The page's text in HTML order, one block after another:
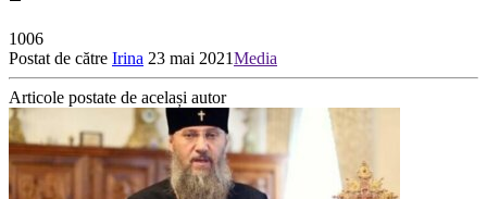
1006
Postat de către Irina 23 mai 2021Media
Articole postate de același autor